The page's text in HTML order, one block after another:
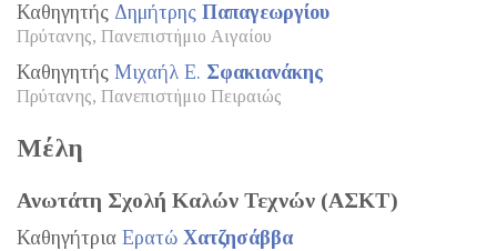
Καθηγητής Δημήτρης Παπαγεωργίου
Πρύτανης, Πανεπιστήμιο Αιγαίου
Καθηγητής Μιχαήλ Ε. Σφακιανάκης
Πρύτανης, Πανεπιστήμιο Πειραιώς
Μέλη
Ανωτάτη Σχολή Καλών Τεχνών (ΑΣΚΤ)
Καθηγήτρια Ερατώ Χατζησάββα